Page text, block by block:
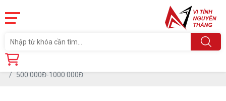
Trang chủ
500.000Đ-1000.000Đ